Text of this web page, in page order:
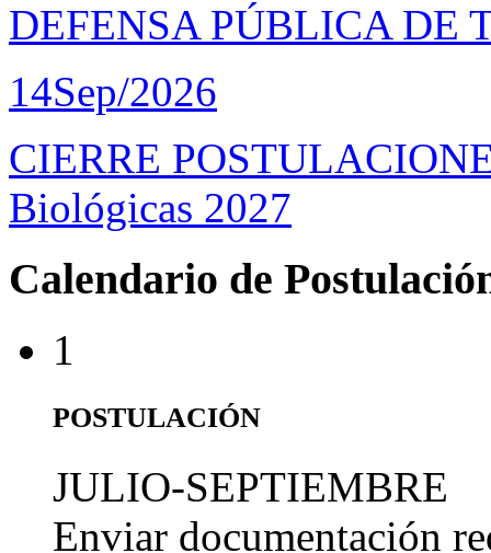
DEFENSA PÚBLICA DE
14Sep/2026
CIERRE
Biológicas 2027
Calendario de
1
POSTULACIÓN
JULIO-SEPTIEMBRE
Enviar documentación